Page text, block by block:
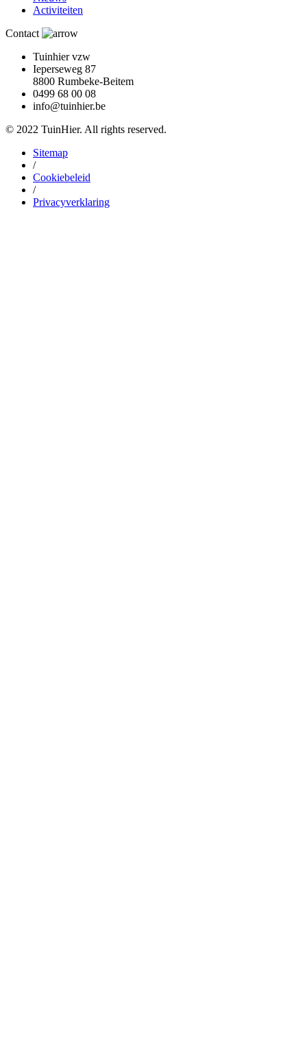
Activiteiten
Contact
Tuinhier vzw
Ieperseweg 87
8800 Rumbeke-Beitem
0499 68 00 08
info@tuinhier.be
© 2022 TuinHier. All rights reserved.
Sitemap
/
Cookiebeleid
/
Privacyverklaring